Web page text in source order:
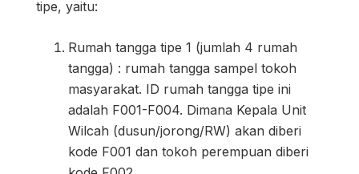
tipe, yaitu:
Rumah tangga tipe 1 (jumlah 4 rumah
tangga) : rumah tangga sampel tokoh
masyarakat. ID rumah tangga tipe ini
adalah F001-F004. Dimana Kepala Unit
Wilcah (dusun/jorong/RW) akan diberi
kode F001 dan tokoh perempuan diberi